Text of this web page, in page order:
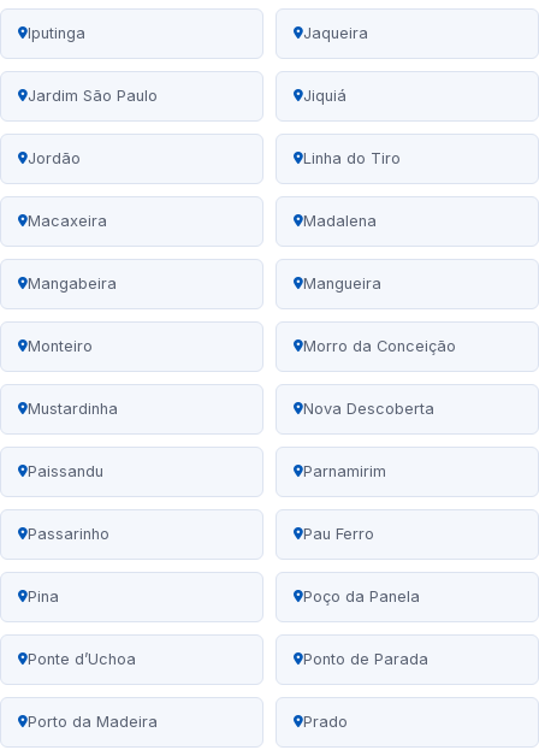
Iputinga Jaqueira
Jardim São Paulo Jiquiá
Jordão Linha do Tiro
Macaxeira Madalena
Mangabeira Mangueira
Monteiro Morro da Conceição
Mustardinha Nova Descoberta
Paissandu Parnamirim
Passarinho Pau Ferro
Pina Poço da Panela
Ponte d’Uchoa Ponto de Parada
Porto da Madeira Prado